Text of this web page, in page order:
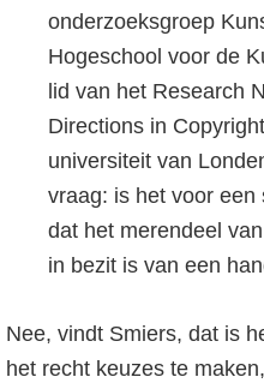
onderzoeksgroep
Hogeschool voor de
lid van het Research
Directions in
universiteit van
vraag: is het voor
dat het merendeel
in bezit is van een
Nee, vindt Smiers, dat is
het recht keuzes te